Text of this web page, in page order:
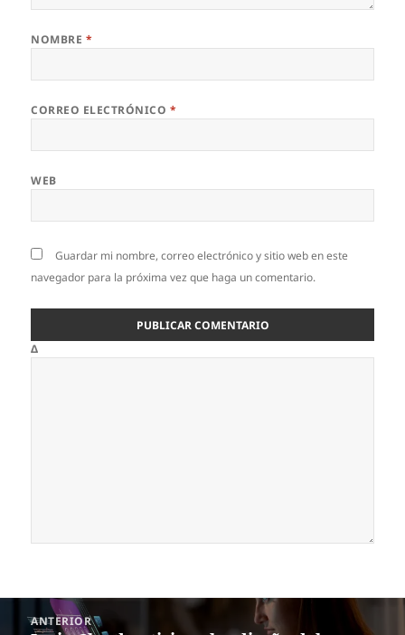
NOMBRE *
CORREO ELECTRÓNICO *
WEB
Guardar mi nombre, correo electrónico y sitio web en este
navegador para la próxima vez que haga un comentario.
Δ
Navegación
ANTERIOR